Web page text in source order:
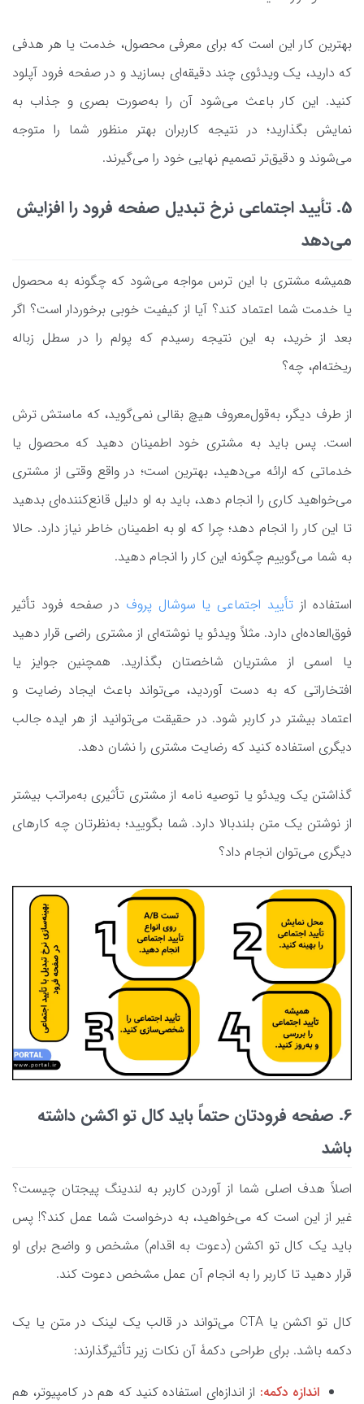
بهترین کار این است که برای معرفی محصول، خدمت یا هر هدفی
که دارید، یک ویدئوی چند دقیقه‌ای بسازید و در صفحه فرود آپلود
کنید. این کار باعث می‌شود آن را به‌صورت بصری و جذاب به
نمایش بگذارید؛ در نتیجه کاربران بهتر منظور شما را متوجه
می‌شوند و دقیق‌تر تصمیم نهایی خود را می‌گیرند.
5. تأیید اجتماعی نرخ تبدیل صفحه فرود را افزایش
می‌دهد
همیشه مشتری با این ترس مواجه می‌شود که چگونه به محصول
یا خدمت شما اعتماد کند؟ آیا از کیفیت خوبی برخوردار است؟ اگر
بعد از خرید، به این نتیجه رسیدم که پولم را در سطل زباله
ریخته‌ام، چه؟
از طرف دیگر، به‌قول‌معروف هیچ بقالی نمی‌گوید، که ماستش ترش
است. پس باید به مشتری خود اطمینان دهید که محصول یا
خدماتی که ارائه می‌دهید، بهترین است؛ در واقع وقتی از مشتری
می‌خواهید کاری را انجام دهد، باید به او دلیل قانع‌کننده‌ای بدهید
تا این کار را انجام دهد؛ چرا که او به اطمینان خاطر نیاز دارد. حالا
به شما می‌گوییم چگونه این کار را انجام دهید.
استفاده از تأیید اجتماعی یا سوشال پروف در صفحه فرود تأثیر
فوق‌العاده‌ای دارد. مثلاً ویدئو یا نوشته‌ای از مشتری راضی قرار دهید
یا اسمی از مشتریان شاخصتان بگذارید. همچنین جوایز یا
افتخاراتی که به دست آوردید، می‌تواند باعث ایجاد رضایت و
اعتماد بیشتر در کاربر شود. در حقیقت می‌توانید از هر اید‌ه‌ جالب
دیگری استفاده کنید که رضایت مشتری را نشان دهد.
گذاشتن یک ویدئو یا توصیه نامه از مشتری تأثیری به‌مراتب بیشتر
از نوشتن یک متن بلندبالا دارد. شما بگویید؛ به‌نظرتان چه کارهای
دیگری می‌توان انجام داد؟
6. صفحه فرودتان حتماً باید کال تو اکشن داشته
باشد
اصلاً هدف اصلی شما از آوردن کاربر به لندینگ پیجتان چیست؟
غیر از این است که می‌خواهید، به درخواست شما عمل کند؟! پس
باید یک کال تو اکشن (دعوت به اقدام) مشخص و واضح برای او
قرار دهید تا کاربر را به انجام آن عمل مشخص دعوت کند.
کال تو اکشن یا CTA می‌تواند در قالب یک لینک در متن یا یک
دکمه باشد. برای طراحی دکمۀ آن نکات زیر تأثیرگذارند:
اندازه دکمه: از اندازه‌ای استفاده کنید که هم در کامپیوتر، هم